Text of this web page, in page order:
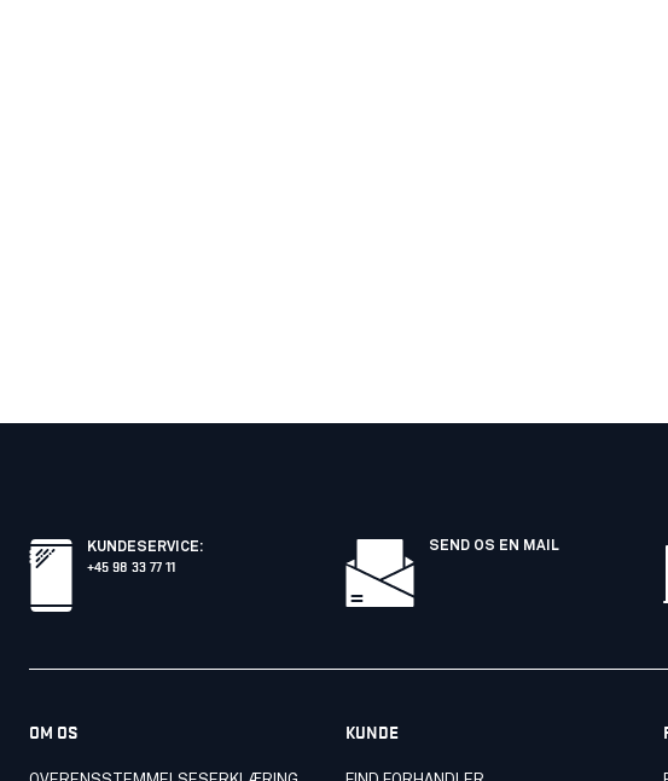
KUNDESERVICE:
+45 98 33 77 11
SEND OS EN MAIL
OM OS KUNDE